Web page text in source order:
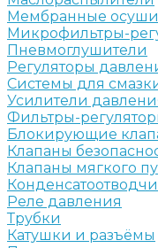
Мембранные
Микрофильтры-
Пневмоглушители
Регуляторы
Системы для
Усилители
Фильтры-
Блокирующие
Клапаны
Клапаны мягкого
Реле давления
Трубки
Катушки и разъёмы